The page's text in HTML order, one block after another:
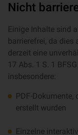
Nicht
Einige Inhalte sind
barrierefrei, da dies
derzeit eine
17 Abs. 1 S. 1
insbesondere:
PDF-Dokumente,
erstellt wurden
Einzelne